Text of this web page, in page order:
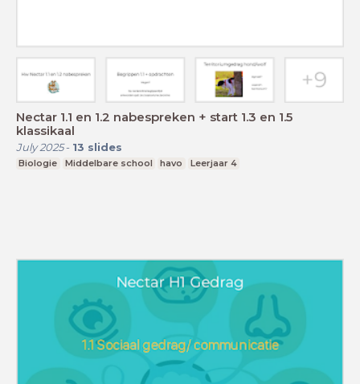
Nectar 1.1 en 1.2 nabespreken + start 1.3 en 1.5
klassikaal
July 2025- 13 slides
Biologie Middelbare school havo Leerjaar 4